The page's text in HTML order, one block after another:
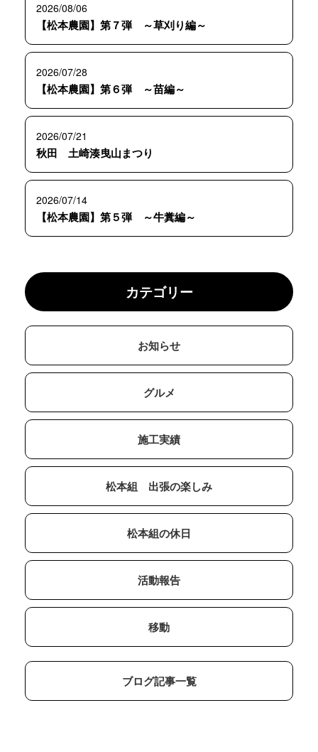
2026/08/06
【松本農園】第７弾 ～草刈り編～
2026/07/28
【松本農園】第６弾 ～苗編～
2026/07/21
秋田 土崎湊曳山まつり
2026/07/14
【松本農園】第５弾 ～牛糞編～
カテゴリー
お知らせ
グルメ
施工実績
松本組 出張の楽しみ
松本組の休日
活動報告
移動
ブログ記事一覧